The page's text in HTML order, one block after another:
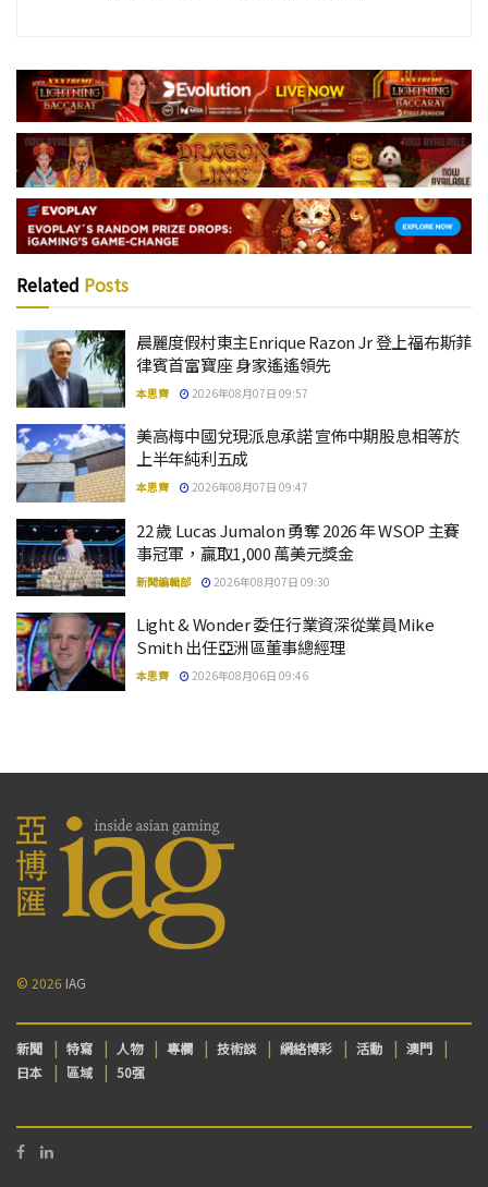
Related Posts
晨麗度假村東主Enrique Razon Jr 登上福布斯菲
律賓首富寶座 身家遙遙領先
本思齊 2026年08月07日 09:57
美高梅中國兌現派息承諾 宣佈中期股息相等於
上半年純利五成
本思齊 2026年08月07日 09:47
22 歲 Lucas Jumalon 勇奪 2026 年 WSOP 主賽
事冠軍，贏取1,000 萬美元獎金
新聞編輯部 2026年08月07日 09:30
Light & Wonder 委任行業資深從業員Mike
Smith 出任亞洲區董事總經理
本思齊 2026年08月06日 09:46
© 2026 IAG
新聞 特寫 人物 專欄 技術談 網絡博彩 活動
澳門
日本
區域 50强